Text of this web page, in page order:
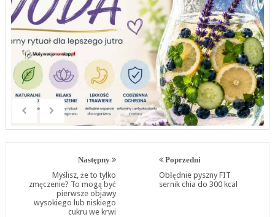
Następny
Myślisz, że to tylko
zmęczenie? To mogą być
pierwsze objawy
wysokiego lub niskiego
cukru we krwi
Poprzedni
Obłędnie pyszny FIT
sernik chia do 300 kcal